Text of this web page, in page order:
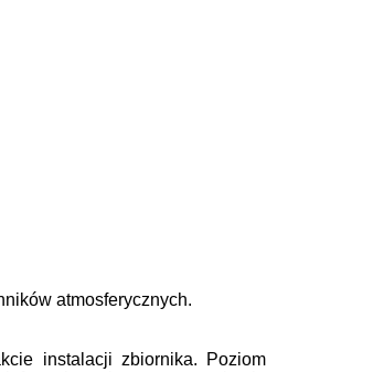
atmosferycznych.
instalacji zbiornika. Poziom